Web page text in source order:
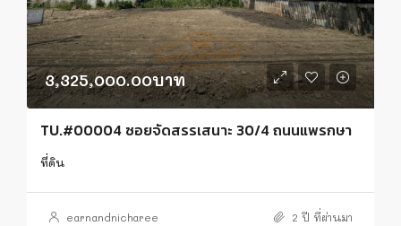
3,325,000.00บาท
TU.#00004 ซอยจัดสรรเสนาะ 30/4 ถนนแพรกษา
ที่ดิน
earnandnicharee 2 ปี ที่ผ่านมา